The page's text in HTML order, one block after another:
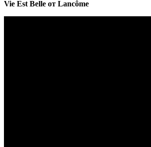
Vie Est Belle от Lancôme